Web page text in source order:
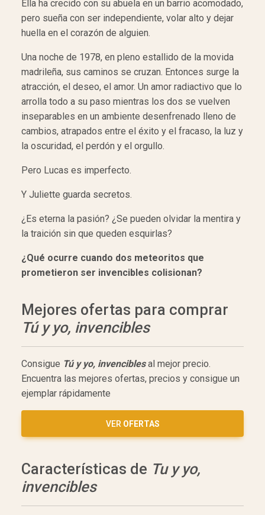
Ella ha crecido con su abuela en un barrio acomodado,
pero sueña con ser independiente, volar alto y dejar
huella en el corazón de alguien.
Una noche de 1978, en pleno estallido de la movida
madrileña, sus caminos se cruzan. Entonces surge la
atracción, el deseo, el amor. Un amor radiactivo que lo
arrolla todo a su paso mientras los dos se vuelven
inseparables en un ambiente desenfrenado lleno de
cambios, atrapados entre el éxito y el fracaso, la luz y
la oscuridad, el perdón y el orgullo.
Pero Lucas es imperfecto.
Y Juliette guarda secretos.
¿Es eterna la pasión? ¿Se pueden olvidar la mentira y
la traición sin que queden esquirlas?
¿Qué ocurre cuando dos meteoritos que
prometieron ser invencibles colisionan?
Mejores ofertas para comprar
Tú y yo, invencibles
Consigue Tú y yo, invenciblesal mejor precio.
Encuentra las mejores ofertas, precios y consigue un
ejemplar rápidamente
VER OFERTAS
Características de Tu y yo,
invencibles